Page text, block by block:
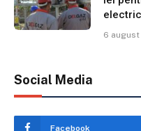
6 august
Social Media
Facebook